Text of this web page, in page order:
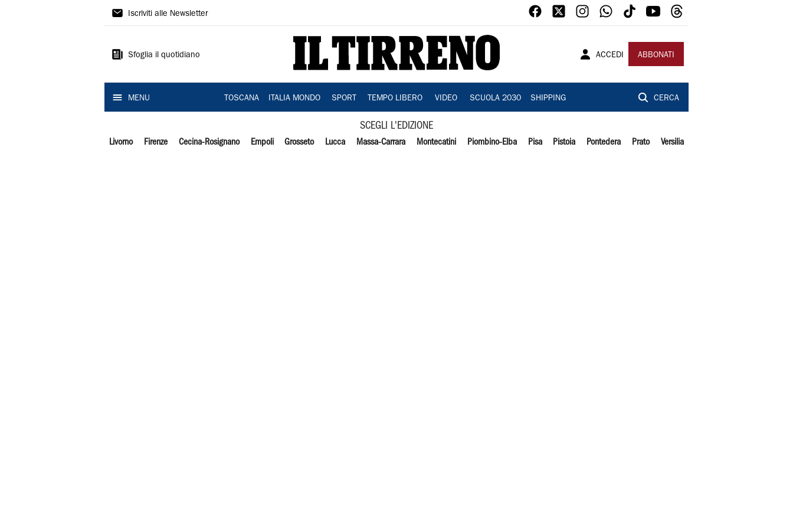
Il
Iscriviti alle Newsletter
Sfoglia il quotidiano ACCEDI ABBONATI
MENU TOSCANA ITALIA MONDO SPORT TEMPO LIBERO VIDEO SCUOLA 2030 SHIPPING CERCA
SCEGLI L'EDIZIONE
Livorno Firenze Cecina-Rosignano Empoli Grosseto Lucca Massa-Carrara Montecatini Piombino-Elba Pisa Pistoia Pontedera Prato Versilia